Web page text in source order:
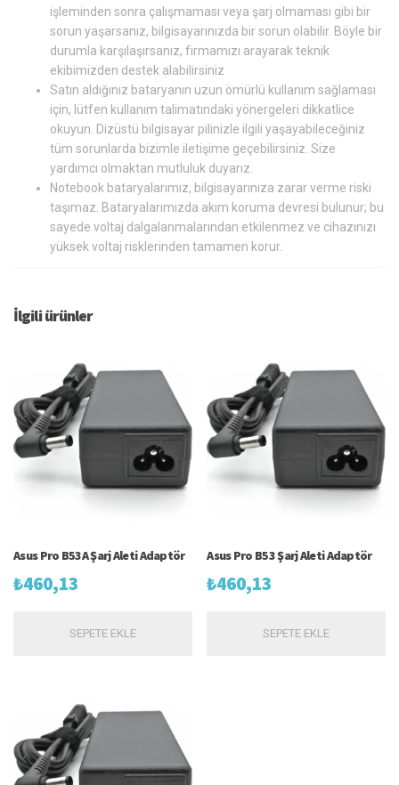
işleminden sonra çalışmaması veya şarj olmaması gibi bir
sorun yaşarsanız, bilgisayarınızda bir sorun olabilir. Böyle bir
durumla karşılaşırsanız, firmamızı arayarak teknik
ekibimizden destek alabilirsiniz
Satın aldığınız bataryanın uzun ömürlü kullanım sağlaması
için, lütfen kullanım talimatındaki yönergeleri dikkatlice
okuyun. Dizüstü bilgisayar pilinizle ilgili yaşayabileceğiniz
tüm sorunlarda bizimle iletişime geçebilirsiniz. Size
yardımcı olmaktan mutluluk duyarız.
Notebook bataryalarımız, bilgisayarınıza zarar verme riski
taşımaz. Bataryalarımızda akım koruma devresi bulunur; bu
sayede voltaj dalgalanmalarından etkilenmez ve cihazınızı
yüksek voltaj risklerinden tamamen korur.
İlgili ürünler
Asus Pro B53A Şarj Aleti Adaptör
₺460,13
SEPETE EKLE
Asus Pro B53 Şarj Aleti Adaptör
₺460,13
SEPETE EKLE